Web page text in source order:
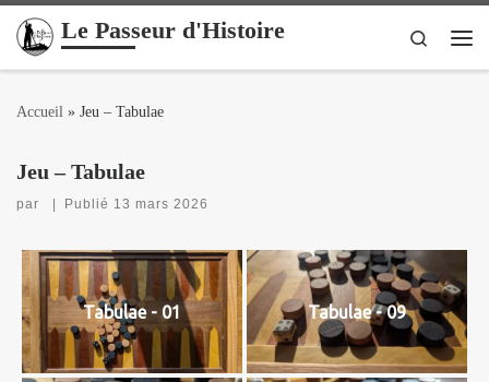
Passer au contenu
Le Passeur d'Histoire
Search
Accueil » Jeu – Tabulae
Jeu – Tabulae
par Publié 13 mars 2026
Tabulae - 01 Tabulae - 09